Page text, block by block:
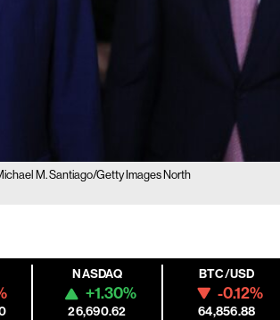
M. Santiago/Getty Images North
NASDAQ
+1.30%
26,690.62
BTC/USD
-0.12%
64,856.88